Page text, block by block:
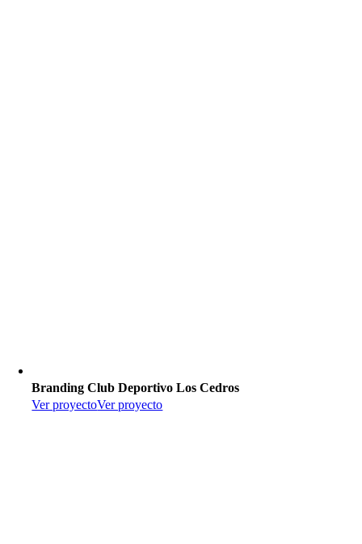
Branding Club Deportivo Los Cedros
Ver proyectoVer proyecto